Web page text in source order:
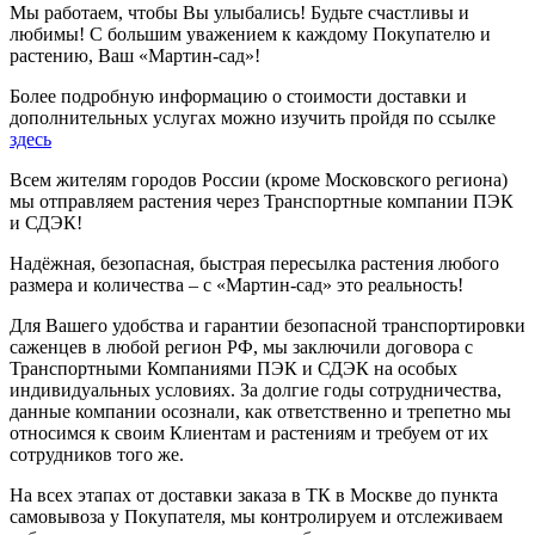
Мы работаем, чтобы Вы улыбались! Будьте счастливы и
любимы! С большим уважением к каждому Покупателю и
растению, Ваш «Мартин-сад»!
Более подробную информацию о стоимости доставки и
дополнительных услугах можно изучить пройдя по ссылке
здесь
Всем жителям городов России (кроме Московского региона)
мы отправляем растения через Транспортные компании ПЭК
и СДЭК!
Надёжная, безопасная, быстрая пересылка растения любого
размера и количества – с «Мартин-сад» это реальность!
Для Вашего удобства и гарантии безопасной транспортировки
саженцев в любой регион РФ, мы заключили договора с
Транспортными Компаниями ПЭК и СДЭК на особых
индивидуальных условиях. За долгие годы сотрудничества,
данные компании осознали, как ответственно и трепетно мы
относимся к своим Клиентам и растениям и требуем от их
сотрудников того же.
На всех этапах от доставки заказа в ТК в Москве до пункта
самовывоза у Покупателя, мы контролируем и отслеживаем